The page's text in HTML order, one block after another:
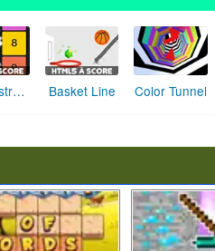
Wall Destroyer Basket Line Color Tunnel